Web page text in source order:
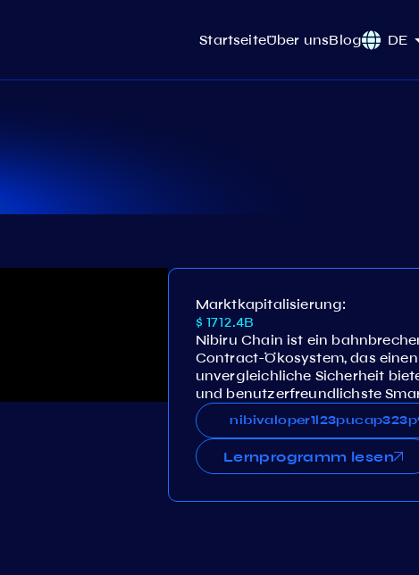
StartseiteÜber unsBlog DE
Marktkapitalisierung:
$ 1712.4B
Nibiru Chain ist ein
Contract-Ökosystem, das
unvergleichliche Sicherheit
und benutzerfreundlichste
Lernprogramm lesen